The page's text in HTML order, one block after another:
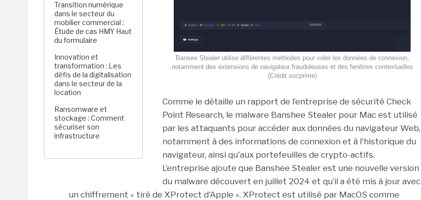
Transition numérique
dans le secteur du
mobilier commercial :
Étude de cas HMY Haut
du formulaire
Innovation et
transformation : Les
défis de la digitalisation
dans le secteur de la
location
Ransomware et
stockage : Comment
sécuriser son
infrastructure
Bansee Stealer utilise différentes méthodes pour voler les données de connexion,
notamment des extensions de navigateur frauduleuses et des fenêtres contextuelles
(Crédit socprime)
Comme le détaille un rapport de l’entreprise de sécurité Check
Point Research, le malware Banshee Stealer pour Mac est utilisé
par les attaquants pour accéder aux données du navigateur Web,
notamment à des informations de connexion et à l'historique du
navigateur, ainsi qu'aux portefeuilles de crypto-actifs.
L’entreprise ajoute que Banshee Stealer est une nouvelle version
du malware découvert en juillet 2024 et qu’il a été mis à jour avec
un chiffrement « tiré de XProtect d'Apple ». XProtect est utilisé par MacOS comme